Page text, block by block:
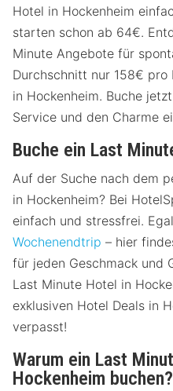
Hotel in Hockenheim
starten schon ab 64€.
Minute Angebote für
Durchschnitt nur 158€
in Hockenheim. Buche
Service und den Charme
Buche ein Last
Auf der Suche nach dem
in Hockenheim? Bei
einfach und stressfrei.
Wochenendtrip – hier
für jeden Geschmack und
Last Minute Hotel in
exklusiven Hotel Deals in
verpasst!
Warum ein Last
Hockenheim buchen?